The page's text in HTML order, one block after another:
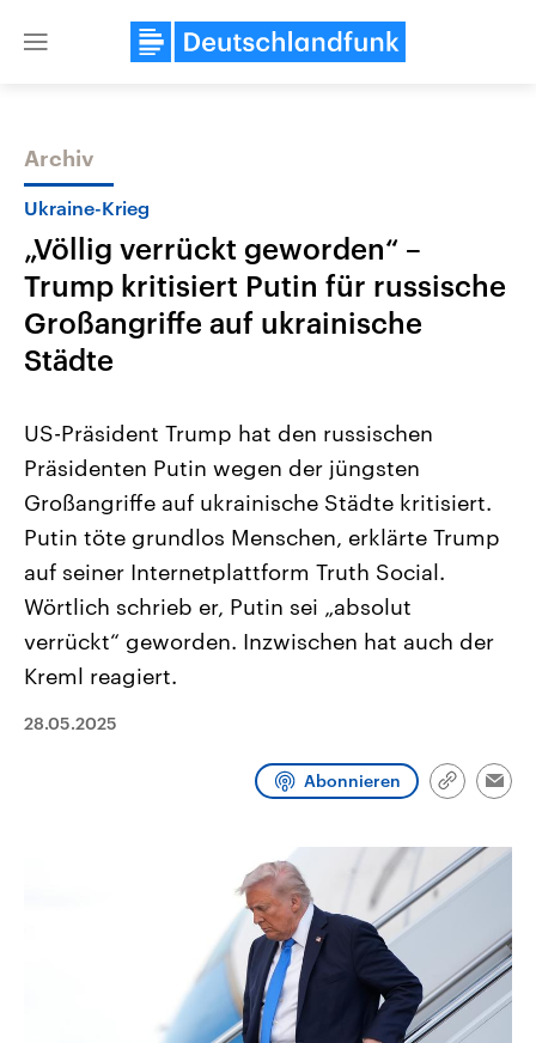
Close
Themen
2026
Alle Informationen
Sachsen-Anhalt wählt am 6.
September 2026 einen neuen
Landtag. Seit 2021 wird das
Bundesland von einer Koalition aus
CDU, SPD und FDP regiert.-
Umfragen, Prognosen,
Wahlprogramme, aktuelle Berichte
und Hintergründe zu den Parteien
Wahl.
Aktuelle Beiträge,
Wirtschaftlich und
gehören die Vereinigten
den mächtigsten Ländern
mit großem Einfluss auf
aktuelle Weltgeschehen.
Sendungen Programm Podcasts
Audio-Archiv
Archiv
Ukraine-Krieg
„Völlig verrückt geworden“ –
Trump kritisiert Putin für russische
Großangriffe auf ukrainische
Städte
US-Präsident Trump hat den russischen
Präsidenten Putin wegen der jüngsten
Großangriffe auf ukrainische Städte kritisiert.
Putin töte grundlos Menschen, erklärte Trump
auf seiner Internetplattform Truth Social.
Wörtlich schrieb er, Putin sei „absolut
verrückt“ geworden. Inzwischen hat auch der
Kreml reagiert.
28.05.2025
Abonnieren
Link